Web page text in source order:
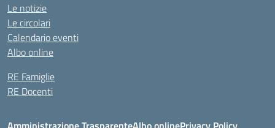
Le notizie
Le circolari
Calendario eventi
Albo online
RE Famiglie
RE Docenti